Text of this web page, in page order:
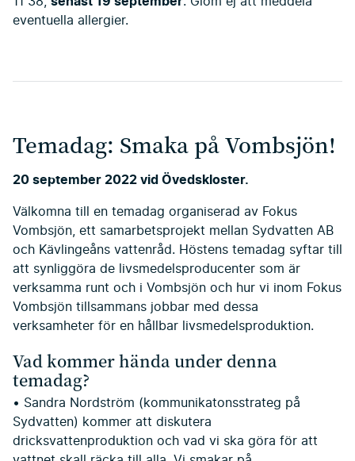
eventuella allergier.
Temadag: Smaka på Vombsjön!
20 september 2022 vid Övedskloster.
Välkomna till en temadag organiserad av Fokus
Vombsjön, ett samarbetsprojekt mellan Sydvatten AB
och Kävlingeåns vattenråd. Höstens temadag syftar till
att synliggöra de livsmedelsproducenter som är
verksamma runt och i Vombsjön och hur vi inom Fokus
Vombsjön tillsammans jobbar med dessa
verksamheter för en hållbar livsmedelsproduktion.
Vad kommer hända under denna
temadag?
• Sandra Nordström (kommunikatonsstrateg på
Sydvatten) kommer att diskutera
dricksvattenproduktion och vad vi ska göra för att